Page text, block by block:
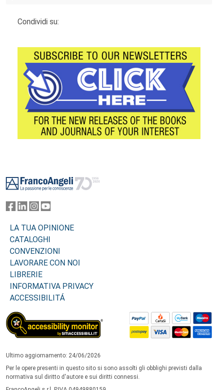
Condividi su:
LA TUA OPINIONE
CATALOGHI
CONVENZIONI
LAVORARE CON NOI
LIBRERIE
INFORMATIVA PRIVACY
ACCESSIBILITÁ
Ultimo aggiornamento: 24/06/2026
Per le opere presenti in questo sito si sono assolti gli obblighi previsti dalla
normativa sul diritto d'autore e sui diritti connessi.